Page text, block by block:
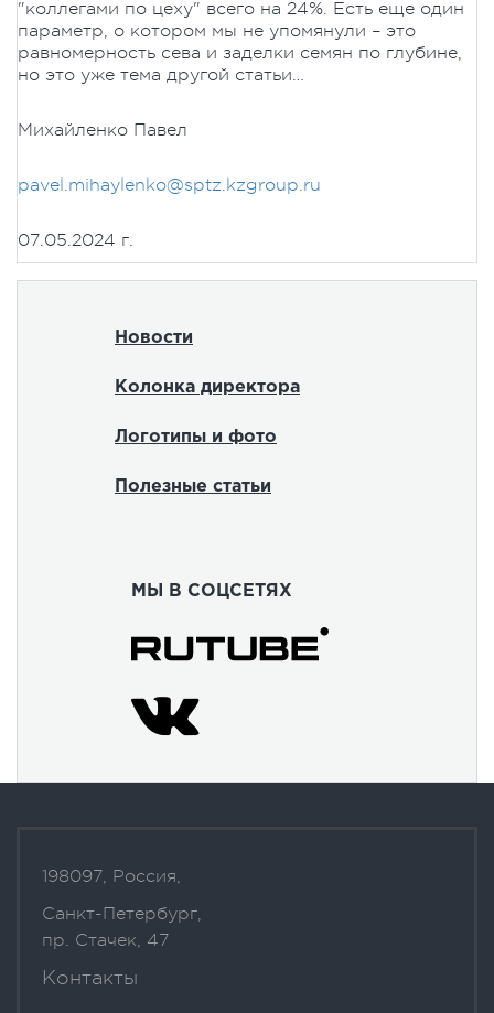
"коллегами по цеху" всего на 24%. Есть еще один
параметр, о котором мы не упомянули – это
равномерность сева и заделки семян по глубине,
но это уже тема другой статьи…
Михайленко Павел
pavel.mihaylenko@sptz.kzgroup.ru
07.05.2024 г.
Новости
Колонка директора
Логотипы и фото
Полезные статьи
МЫ В СОЦСЕТЯХ
198097, Россия,
Санкт-Петербург,
пр. Стачек, 47
Контакты